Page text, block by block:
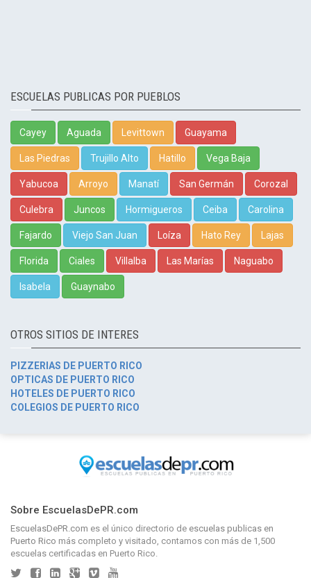
ESCUELAS PUBLICAS POR PUEBLOS
Cayey Aguada Levittown Guayama
Las Piedras Trujillo Alto Hatillo Vega Baja
Yabucoa Arroyo Manatí San Germán Corozal
Culebra Juncos Hormigueros Ceiba Carolina
Fajardo Viejo San Juan Loíza Hato Rey Lajas
Florida Ciales Villalba Las Marías Naguabo
Isabela Guaynabo
OTROS SITIOS DE INTERES
PIZZERIAS DE PUERTO RICO
OPTICAS DE PUERTO RICO
HOTELES DE PUERTO RICO
COLEGIOS DE PUERTO RICO
Sobre EscuelasDePR.com
EscuelasDePR.com es el único directorio de escuelas publicas en
Puerto Rico más completo y visitado, contamos con más de 1,500
escuelas certificadas en Puerto Rico.